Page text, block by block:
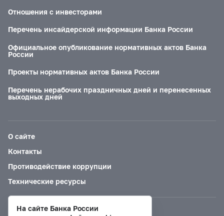
Отношения с инвесторами
Перечень инсайдерской информации Банка России
Официальное опубликование нормативных актов Банка
России
Проекты нормативных актов Банка России
Перечень нерабочих праздничных дней и перенесенных
выходных дней
О сайте
Контакты
Противодействие коррупции
Технические ресурсы
На сайте Банка России